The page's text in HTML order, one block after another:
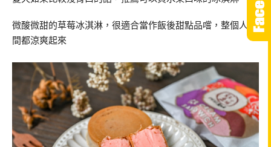
微酸微甜的草莓冰淇淋，很適合當作飯後甜點品嚐，整個人瞬
間都涼爽起來